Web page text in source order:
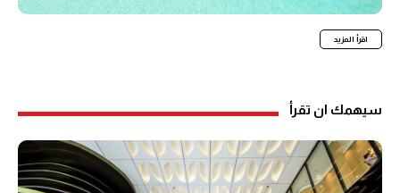
اقرأ المزيد
سيهمك ان تقرأ